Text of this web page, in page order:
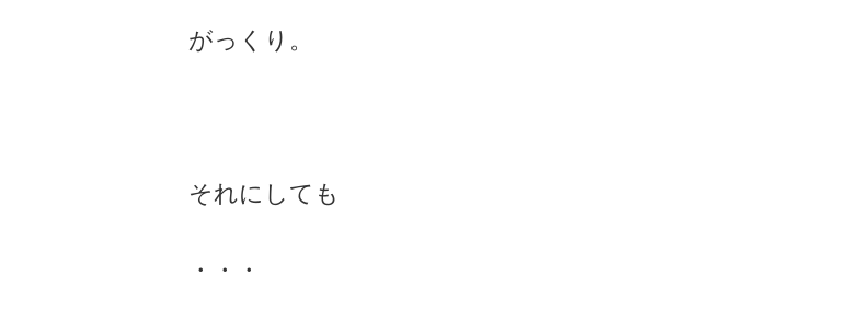
がっくり。
それにしても
・・・